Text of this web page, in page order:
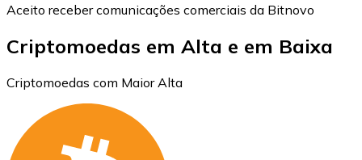
Aceito receber comunicações comerciais da Bitnovo
Criptomoedas em Alta e em Baixa
Criptomoedas com Maior Alta